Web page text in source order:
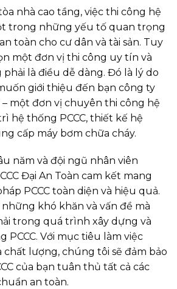
nhà cao tầng, việc thi công hệ
trong những yếu tố quan trọng
toàn cho cư dân và tài sản. Tuy
một đơn vị thi công uy tín và
là điều dễ dàng. Đó là lý do
giới thiệu đến bạn công ty
– một đơn vị chuyên thi công hệ
hệ thống PCCC, thiết kế hệ
cấp máy bơm chữa cháy.
năm và đội ngũ nhân viên
Đại An Toàn cam kết mang
PCCC toàn diện và hiệu quả.
khó khăn và vấn đề mà
trong quá trình xây dựng và
PCCC. Với mục tiêu làm việc
lượng, chúng tôi sẽ đảm bảo
của bạn tuân thủ tất cả các
an toàn.